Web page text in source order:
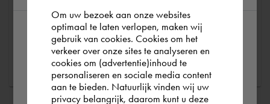
Stel een vraag
According to us you are situated in Rest of
the world. Please confirm in which country
you wish to shop.
Om uw bezoek aan onze websites
optimaal te laten verlopen, maken wij
gebruik van cookies. Cookies om het
verkeer over onze sites te analyseren en
cookies om (advertentie)inhoud te
personaliseren en sociale media content
aan te bieden. Natuurlijk vinden wij uw
privacy belangrijk, daarom kunt u deze